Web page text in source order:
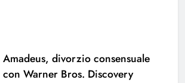
Amadeus, divorzio consensuale
con Warner Bros. Discovery